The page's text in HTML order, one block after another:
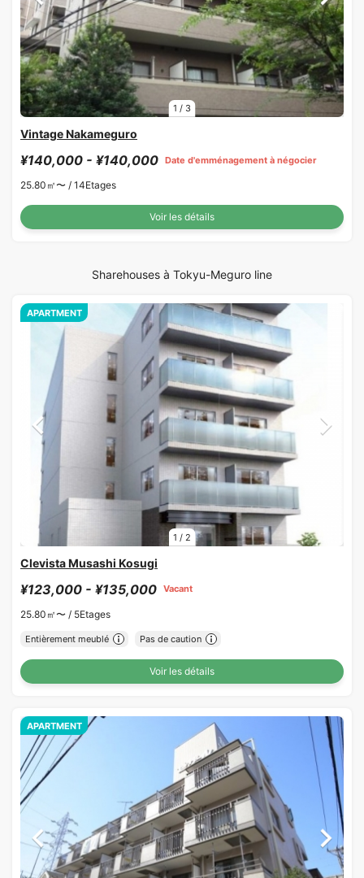
1 / 3
Vintage Nakameguro
¥140,000 - ¥140,000 Date d'emménagement à négocier
25.80㎡〜 / 14Etages
Voir les détails
Sharehouses à Tokyu-Meguro line
1 / 2
APARTMENT
Clevista Musashi Kosugi
¥123,000 - ¥135,000 Vacant
25.80㎡〜 / 5Etages
Entièrement meublé Pas de caution
Voir les détails
APARTMENT